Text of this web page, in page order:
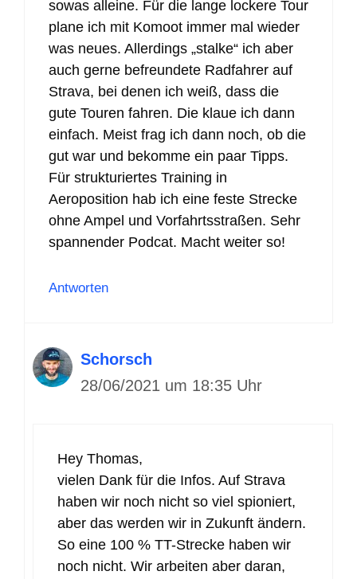
sowas alleine. Für die lange lockere Tour
plane ich mit Komoot immer mal wieder
was neues. Allerdings „stalke“ ich aber
auch gerne befreundete Radfahrer auf
Strava, bei denen ich weiß, dass die
gute Touren fahren. Die klaue ich dann
einfach. Meist frag ich dann noch, ob die
gut war und bekomme ein paar Tipps.
Für strukturiertes Training in
Aeroposition hab ich eine feste Strecke
ohne Ampel und Vorfahrtsstraßen. Sehr
spannender Podcat. Macht weiter so!
Antworten
Schorsch
28/06/2021 um 18:35 Uhr
Hey Thomas,
vielen Dank für die Infos. Auf Strava
haben wir noch nicht so viel spioniert,
aber das werden wir in Zukunft ändern.
So eine 100 % TT-Strecke haben wir
noch nicht. Wir arbeiten aber daran,